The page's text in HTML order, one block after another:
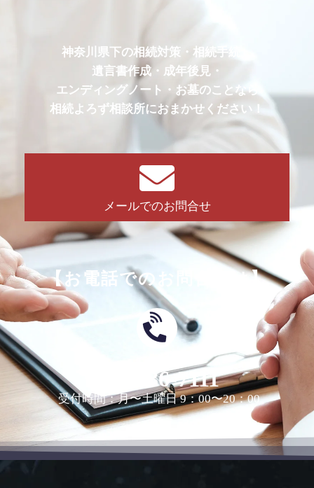
神奈川県下の相続対策・相続手続・
遺言書作成・成年後見・
エンディングノート・お墓のことなら
相続よろず相談所におまかせください！
メールでのお問合せ
【お電話でのお問合せは】
0463-36-7111
受付時間：月〜土曜日 9：00〜20：00